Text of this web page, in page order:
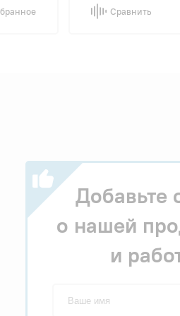
Сравнить
Добавьте
о нашей
и